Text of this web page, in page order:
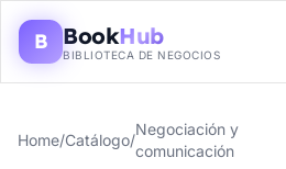
B BookHub
BIBLIOTECA DE NEGOCIOS
Home/Catálogo/
Negociación y
comunicación